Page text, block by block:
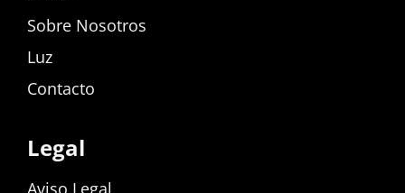
Sobre Nosotros
Luz
Contacto
Legal
Aviso Legal